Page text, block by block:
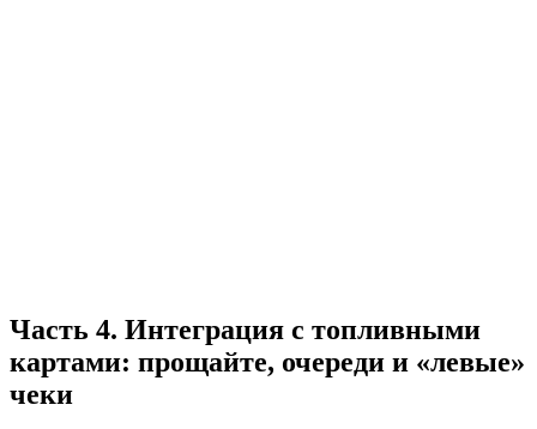
Часть 4. Интеграция с топливными
картами: прощайте, очереди и «левые»
чеки